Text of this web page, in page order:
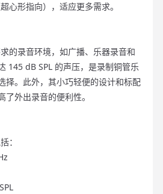
心形指向），适应更多需求。
的录音环境，如广播、乐器录音和
145 dB SPL 的声压，是录制铜管乐
择。此外，其小巧轻便的设计和标配
外出录音的便利性。
：